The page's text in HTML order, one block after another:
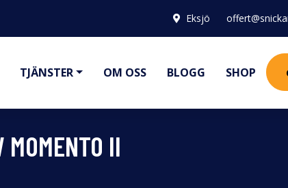
Eksjö
TJÄNSTER OM OSS BLOGG SHOP
II